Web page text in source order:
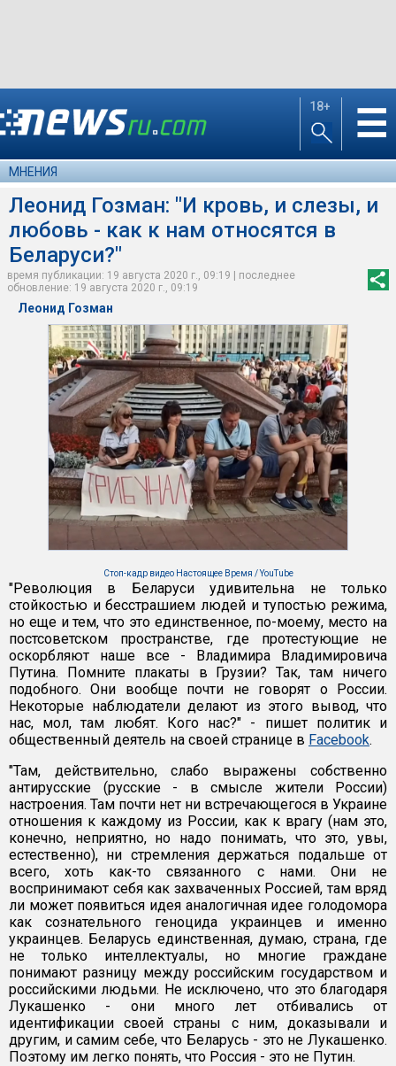
18+ ☰
МНЕНИЯ
Леонид Гозман: "И кровь, и слезы, и
любовь - как к нам относятся в
Беларуси?"
время публикации: 19 августа 2020 г., 09:19 | последнее
обновление: 19 августа 2020 г., 09:19
Леонид Гозман
Стоп-кадр видео Настоящее Время / YouTube
"Революция в Беларуси удивительна не только
стойкостью и бесстрашием людей и тупостью режима,
но еще и тем, что это единственное, по-моему, место на
постсоветском пространстве, где протестующие не
оскорбляют наше все - Владимира Владимировича
Путина. Помните плакаты в Грузии? Так, там ничего
подобного. Они вообще почти не говорят о России.
Некоторые наблюдатели делают из этого вывод, что
нас, мол, там любят. Кого нас?" - пишет политик и
общественный деятель на своей странице в Facebook.
"Там, действительно, слабо выражены собственно
антирусские (русские - в смысле жители России)
настроения. Там почти нет ни встречающегося в Украине
отношения к каждому из России, как к врагу (нам это,
конечно, неприятно, но надо понимать, что это, увы,
естественно), ни стремления держаться подальше от
всего, хоть как-то связанного с нами. Они не
воспринимают себя как захваченных Россией, там вряд
ли может появиться идея аналогичная идее голодомора
как сознательного геноцида украинцев и именно
украинцев. Беларусь единственная, думаю, страна, где
не только интеллектуалы, но многие граждане
понимают разницу между российским государством и
российскими людьми. Не исключено, что это благодаря
Лукашенко - они много лет отбивались от
идентификации своей страны с ним, доказывали и
другим, и самим себе, что Беларусь - это не Лукашенко.
Поэтому им легко понять, что Россия - это не Путин.